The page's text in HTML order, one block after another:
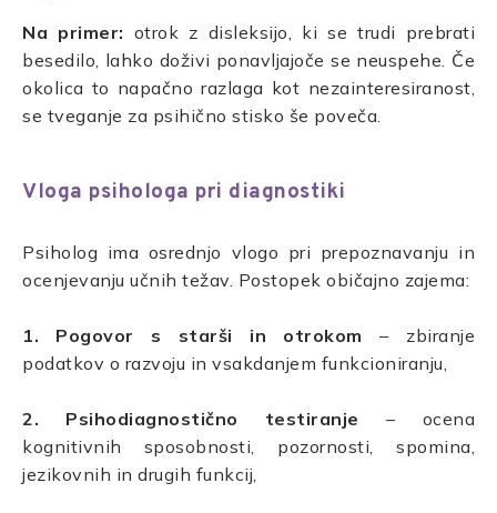
Na primer: otrok z disleksijo, ki se trudi prebrati
besedilo, lahko doživi ponavljajoče se neuspehe. Če
okolica to napačno razlaga kot nezainteresiranost,
se tveganje za psihično stisko še poveča.
Vloga psihologa pri diagnostiki
Psiholog ima osrednjo vlogo pri prepoznavanju in
ocenjevanju učnih težav. Postopek običajno zajema:
1. Pogovor s starši in otrokom – zbiranje
podatkov o razvoju in vsakdanjem funkcioniranju,
2. Psihodiagnostično testiranje – ocena
kognitivnih sposobnosti, pozornosti, spomina,
jezikovnih in drugih funkcij,